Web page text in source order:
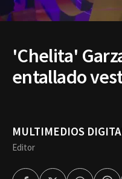
'Chelita'
entallado
MULTIMEDIOS
Editor